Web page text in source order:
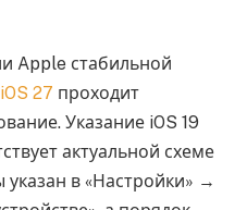
Apple стабильной
iOS 27 проходит
Указание iOS 19
актуальной схеме
в «Настройки» →